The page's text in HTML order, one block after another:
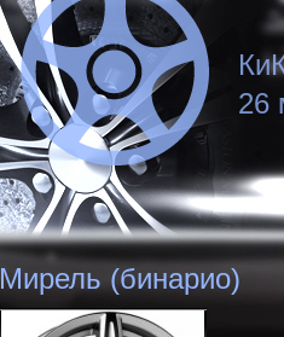
26
Мирель (бинарио)